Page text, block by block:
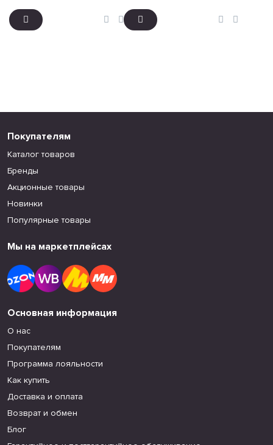
Покупателям
Каталог товаров
Бренды
Акционные товары
Новинки
Популярные товары
Мы на маркетплейсах
Основная информация
О нас
Покупателям
Программа лояльности
Как купить
Доставка и оплата
Возврат и обмен
Блог